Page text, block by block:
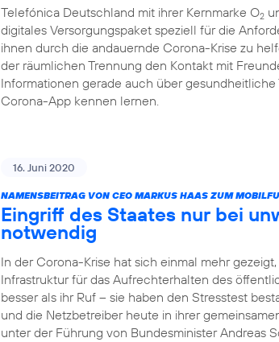
Telefónica Deutschland mit ihrer Kernmarke O2
digitales Versorgungspaket speziell für die
ihnen durch die andauernde Corona-Krise zu
der räumlichen Trennung den Kontakt mit
Informationen gerade auch über
Corona-App kennen lernen.
16. Juni 2020
NAMENSBEITRAG VON CEO MARKUS HAAS ZUM
Eingriff des Staates nur bei
notwendig
In der Corona-Krise hat sich einmal mehr
Infrastruktur für das Aufrechterhalten des
besser als ihr Ruf – sie haben den Stresstest
und die Netzbetreiber heute in ihrer
unter der Führung von Bundesminister Andreas